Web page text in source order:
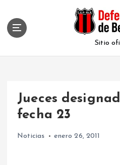
Sitio
Jueces
fecha 23
Noticias enero 26, 2011